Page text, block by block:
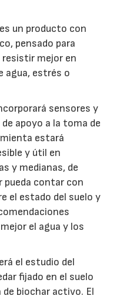
un producto con
pensado para
resistir mejor en
agua, estrés o
sensores y
apoyo a la toma de
estará
y útil en
y medianas, de
pueda contar con
el estado del suelo y
el agua y los
el estudio del
fijado en el suelo
biochar activo. El